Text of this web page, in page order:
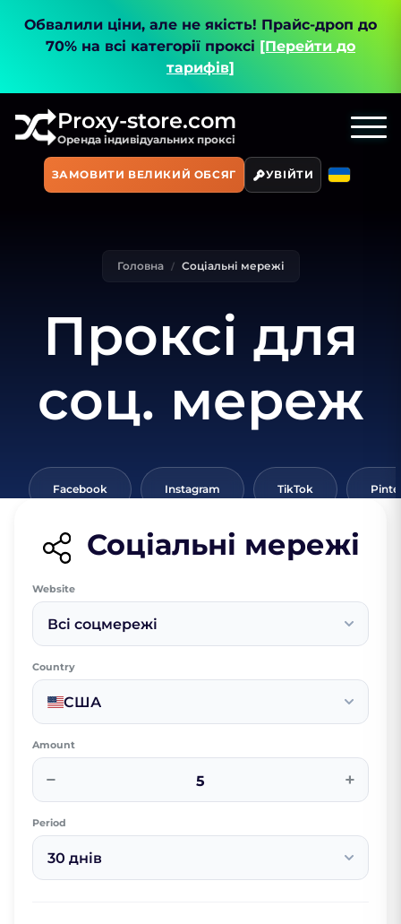
Обвалили ціни, але не якість! Прайс-дроп до
70% на всі категорії проксі [Перейти до
тарифів]
Proxy-store.com
Оренда індивідуальних проксі
ЗАМОВИТИ ВЕЛИКИЙ ОБСЯГ УВІЙТИ
Головна Соціальні мережі
Проксі для
соц. мереж
Facebook Instagram TikTok
Соціальні мережі
Website
Всі соцмережі
Country
США
Amount
− +
Period
30 днів